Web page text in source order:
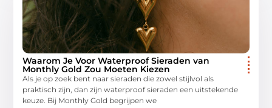
Waarom Je Voor Waterproof Sieraden van
Monthly Gold Zou Moeten Kiezen
Als je op zoek bent naar sieraden die zowel stijlvol als
praktisch zijn, dan zijn waterproof sieraden een uitstekende
keuze. Bij Monthly Gold begrijpen we